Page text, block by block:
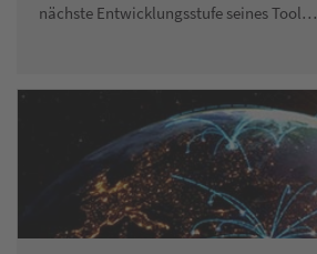
nächste Entwicklungsstufe seines Tool…